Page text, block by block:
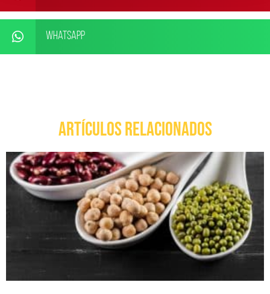
WhatsApp
ARTÍCULOS RELACIONADOS